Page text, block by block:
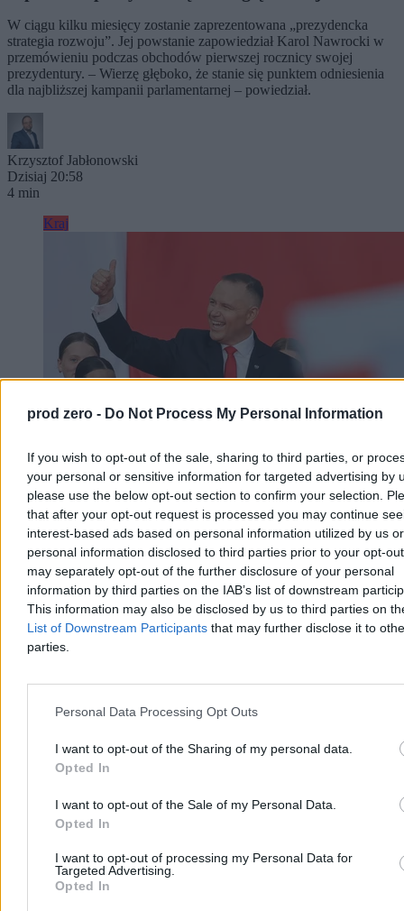
prod zero - Do Not Process My Personal Information
If you wish to opt-out of the sale, sharing to third parties, or
your personal or sensitive information for targeted advertising by
please use the below opt-out section to confirm your selection.
that after your opt-out request is processed you may continue
interest-based ads based on personal information utilized by us or
personal information disclosed to third parties prior to your opt-
may separately opt-out of the further disclosure of your personal
information by third parties on the IAB’s list of downstream
This information may also be disclosed by us to third parties on
List of Downstream Participants that may further disclose it to
parties.
Personal Data Processing Opt Outs
I want to opt-out of the Sharing of my personal data.
Opted In
I want to opt-out of the Sale of my Personal Data.
Opted In
I want to opt-out of processing my Personal Data for
Targeted Advertising.
Opted In
W ciągu kilku miesięcy zostanie zaprezentowana „prezydencka
strategia rozwoju”. Jej powstanie zapowiedział Karol Nawrocki w
przemówieniu podczas obchodów pierwszej rocznicy swojej
prezydentury. – Wierzę głęboko, że stanie się punktem odniesienia
dla najbliższej kampanii parlamentarnej – powiedział.
Krzysztof Jabłonowski
Dzisiaj 20:58
4 min
Kraj
Nawrocki podsumowuje pierwszy rok kadencji.
„Chcę, byście mnie oceniali”
– Bardzo się cieszę, że w rok od zaprzysiężenia jesteście ze swoim
prezydentem w naszym wspólnym domu. Wy zdecydowaliście o
tym, że mam być waszym głosem w Pałacu Prezydenckim –
powiedział Karol Nawrocki podczas obchodów rocznicy jego
zaprzysiężenia na stanowisko prezydenta RP. W trackie wystąpienia
zapowiedział, że w ciągu kilku miesięcy będzie przedstawiona
Dzisiaj 18:56